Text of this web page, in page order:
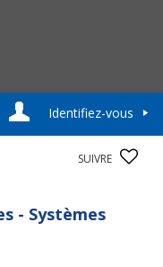
Identifiez-vous
SUIVRE
- Systèmes